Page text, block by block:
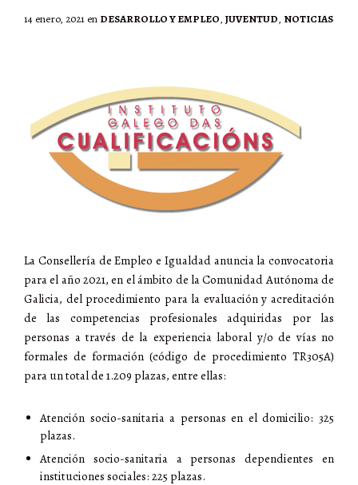
14 enero, 2021 en DESARROLLO Y EMPLEO, JUVENTUD, NOTICIAS
La Consellería de Empleo e Igualdad anuncia la convocatoria
para el año 2021, en el ámbito de la Comunidad Autónoma de
Galicia, del procedimiento para la evaluación y acreditación
de las competencias profesionales adquiridas por las
personas a través de la experiencia laboral y/o de vías no
formales de formación (código de procedimiento TR305A)
para un total de 1.209 plazas, entre ellas:
Atención socio-sanitaria a personas en el domicilio: 325
plazas.
Atención socio-sanitaria a personas dependientes en
instituciones sociales: 225 plazas.